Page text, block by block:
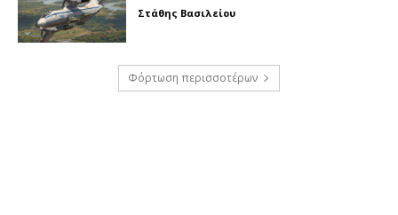
Στάθης Βασιλείου
Φόρτωση περισσοτέρων